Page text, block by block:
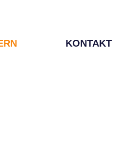
KONTAKT